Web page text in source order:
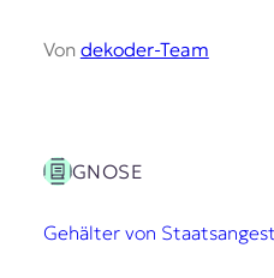
Von dekoder-Team
GNOSE
Gehälter von